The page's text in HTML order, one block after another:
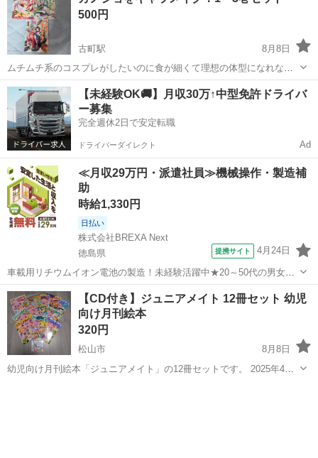
500円
古町駅
8月8日
ムチムチ系のコスプレがしたいのに食が細くて理想の体型になれない
幼馴染の女の子の為、自炊が趣味で大学でも専攻してる主人公が食事
を中心に色々奮闘するラブコメマンガです
愛媛 松山市 古町駅 マンガ、コミック、アニメ
カノジョ
【未経験OK🚚】月収30万↑中型免許ドライバ
ー募集
完全週休2日で安定転職
ドライバーダイレクト Ad
≪月収29万円・派遣社員≫機械操作・製造補
助
時給1,330円
日払い
株式会社BREXA Next
徳島県
提携サイト 4月24日
車載用リチウムイオン電池の製造！未経験活躍中★20～50代の男女活
躍中！寮費無料★備品付き1R寮完備！自宅からマイカー通勤OK！無料
駐車場完備◎正社員登用制度あり！《徳島県板野郡松茂町》 人気の工
場のお仕事 ◇車載用リチウ...
徳島 その他
【CD付き】ジュニアメイト 12冊セット 幼児
向け月刊絵本
320円
松山市
8月8日
幼児向け月刊絵本「ジュニアメイト」の12冊セットです。 2025年4